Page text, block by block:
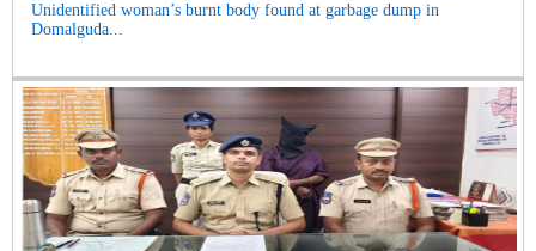
Unidentified woman’s burnt body found at garbage dump in
Domalguda...